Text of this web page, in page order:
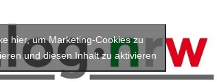
hier, um Marketing-Cookies zu
und diesen Inhalt zu aktivieren